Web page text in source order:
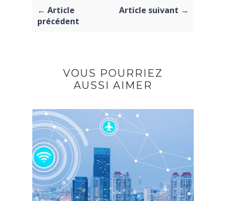
← Article
précédent
Article suivant →
VOUS POURRIEZ
AUSSI AIMER